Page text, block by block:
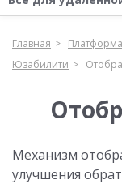
Главная Платформа
Юзабилити
Механизм
улучшения